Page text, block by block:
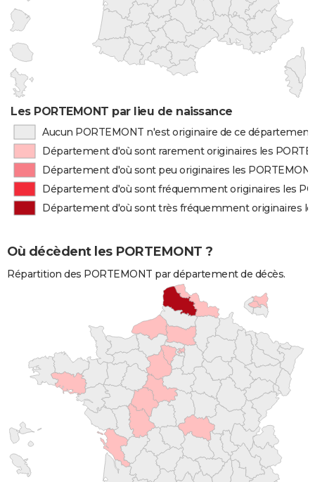
Les PORTEMONT par lieu de naissance
Aucun PORTEMONT n'est originaire de ce département
Département d'où sont rarement originaires les
Département d'où sont peu originaires les
Département d'où sont fréquemment originaires les
Département d'où sont très fréquemment originaires
Où décèdent les PORTEMONT ?
Répartition des PORTEMONT par département de décès.